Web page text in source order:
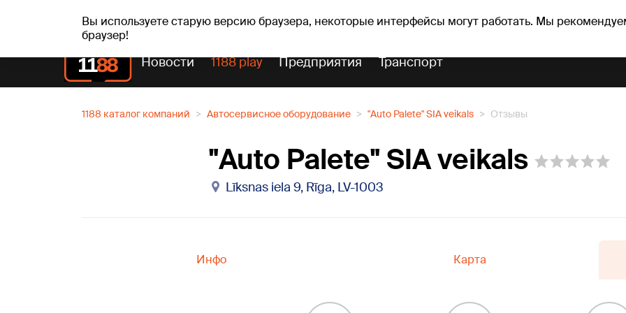
Вы используете старую версию браузера, некоторые интерфейсы могут работать. Мы
браузер!
чт, 06.08.2026. +19°C Aisma, Askolds Прогноз погоды Гороскопы
Новости 1188 play Предприятия Транспорт
1188 каталог компаний Автосервисное оборудование "Auto Palete" SIA veikals Отзывы
"Auto Palete" SIA veikals
Līksnas iela 9, Rīga, LV-1003
Инфо Карта